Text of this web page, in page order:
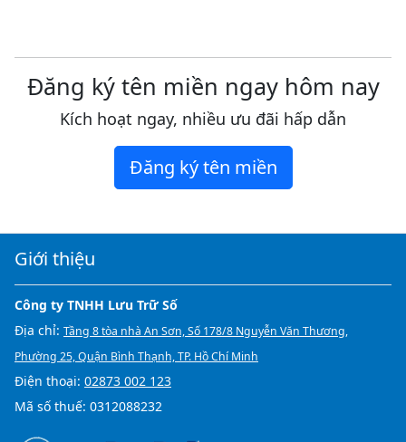
Đăng ký tên miền ngay hôm nay
Kích hoạt ngay, nhiều ưu đãi hấp dẫn
Đăng ký tên miền
Giới thiệu
Công ty TNHH Lưu Trữ Số
Địa chỉ: Tầng 8 tòa nhà An Sơn, Số 178/8 Nguyễn Văn Thương,
Phường 25, Quận Bình Thạnh, TP. Hồ Chí Minh
Điện thoại: 02873 002 123
Mã số thuế: 0312088232